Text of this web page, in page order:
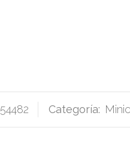
54482 Categoría: